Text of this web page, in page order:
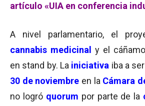
artículo «UIA en conferencia
A nivel parlamentario, el
cannabis medicinal
y el
en stand by. La iniciativa iba a
30 de noviembre en la Cámara
no logró quorum por parte de la